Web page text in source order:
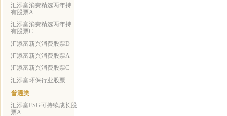
汇添富消费精选两年持
有股票A
汇添富消费精选两年持
有股票C
汇添富新兴消费股票D
汇添富新兴消费股票A
汇添富新兴消费股票C
汇添富环保行业股票
普通类
汇添富ESG可持续成长股
票A